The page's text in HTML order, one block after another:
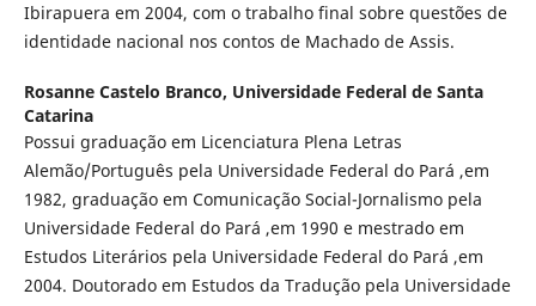
Ibirapuera em 2004, com o trabalho final sobre questões de
identidade nacional nos contos de Machado de Assis.
Rosanne Castelo Branco, Universidade Federal de Santa
Catarina
Possui graduação em Licenciatura Plena Letras
Alemão/Português pela Universidade Federal do Pará ,em
1982, graduação em Comunicação Social-Jornalismo pela
Universidade Federal do Pará ,em 1990 e mestrado em
Estudos Literários pela Universidade Federal do Pará ,em
2004. Doutorado em Estudos da Tradução pela Universidade